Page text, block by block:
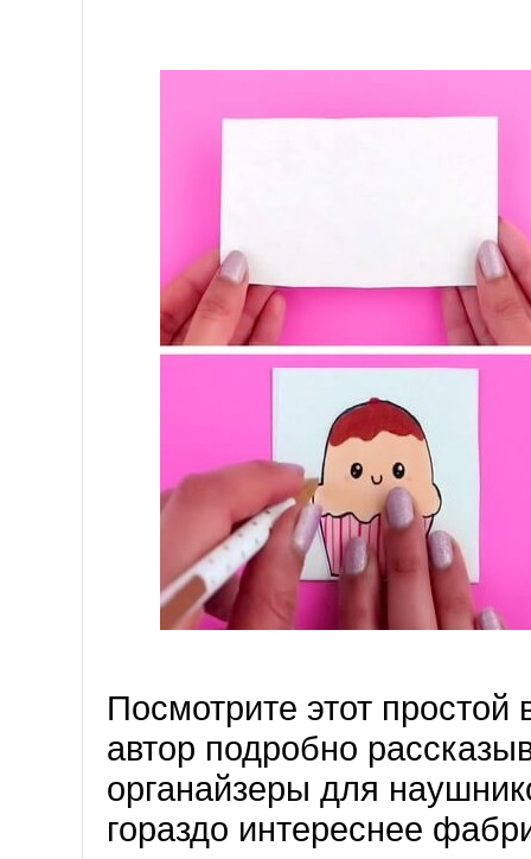
Посмотрите этот
автор подробно
органайзеры для
гораздо интереснее